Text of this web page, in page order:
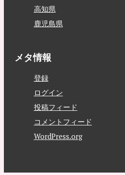
高知県
鹿児島県
メタ情報
登録
ログイン
投稿フィード
コメントフィード
WordPress.org